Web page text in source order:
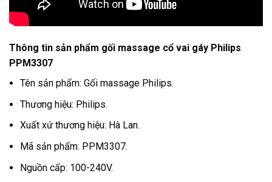
Thông tin sản phẩm gối massage cổ vai gáy Philips
PPM3307
Tên sản phẩm: Gối massage Philips.
Thương hiệu: Philips.
Xuất xứ thương hiệu: Hà Lan.
Mã sản phẩm: PPM3307.
Nguồn cấp: 100-240V.